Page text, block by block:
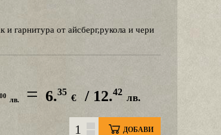
и гарнитура от айсберг,рукола и чери
00
лв. = 6.35
€/ 12.42
лв.
ДОБАВИ